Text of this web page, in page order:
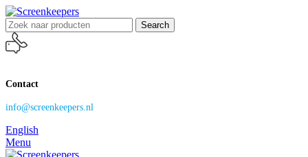
Search
Contact
info@screenkeepers.nl
English
Menu